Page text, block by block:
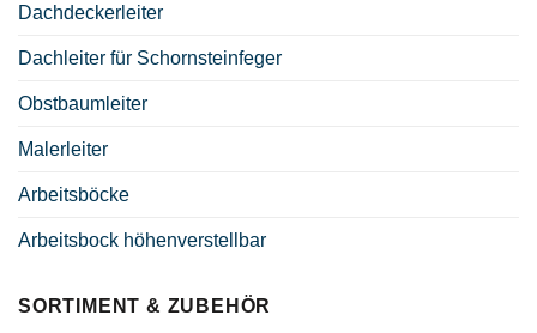
Dachdeckerleiter
Dachleiter für Schornsteinfeger
Obstbaumleiter
Malerleiter
Arbeitsböcke
Arbeitsbock höhenverstellbar
SORTIMENT & ZUBEHÖR